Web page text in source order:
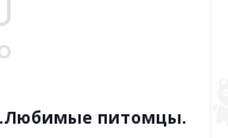
питомцы.